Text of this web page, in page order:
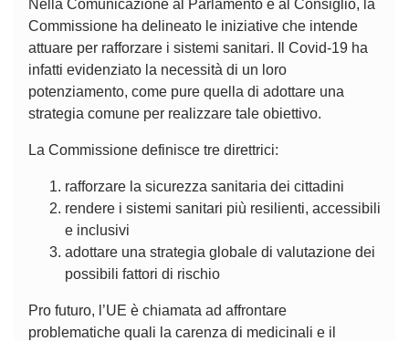
Nella Comunicazione al Parlamento e al Consiglio, la
Commissione ha delineato le iniziative che intende
attuare per rafforzare i sistemi sanitari. Il Covid-19 ha
infatti evidenziato la necessità di un loro
potenziamento, come pure quella di adottare una
strategia comune per realizzare tale obiettivo.
La Commissione definisce tre direttrici:
rafforzare la sicurezza sanitaria dei cittadini
rendere i sistemi sanitari più resilienti, accessibili
e inclusivi
adottare una strategia globale di valutazione dei
possibili fattori di rischio
Pro futuro, l’UE è chiamata ad affrontare
problematiche quali la carenza di medicinali e il